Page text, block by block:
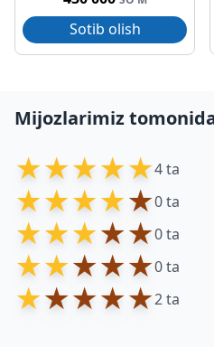
Sotib olish
Mijozlarimiz
★★★★★4 ta
★★★★★0 ta
★★★★★0 ta
★★★★★0 ta
★★★★★2 ta